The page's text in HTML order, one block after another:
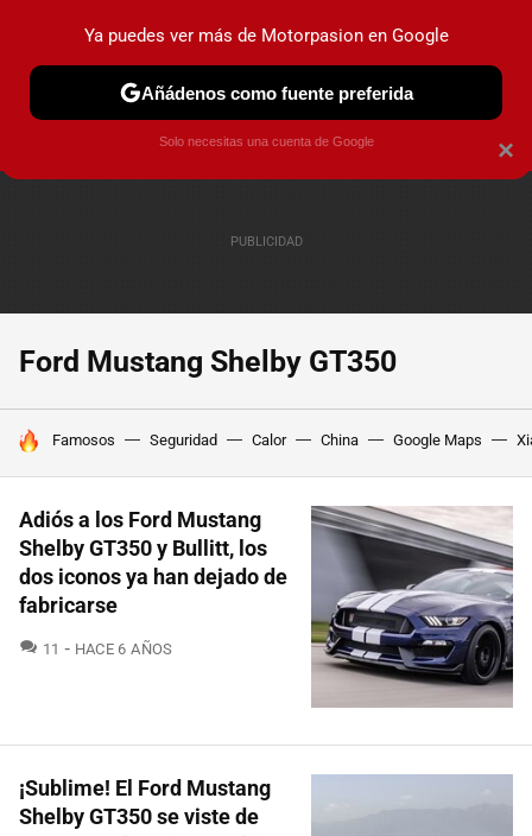
PRUEBAS COCHES ELÉCTRICOS OBSERVATORIO
Ford Mustang Shelby GT350
HOY SE HABLA DE
Famosos Seguridad Calor China Google Maps
Adiós a los Ford Mustang
Shelby GT350 y Bullitt, los
dos iconos ya han dejado de
fabricarse
11 COMENTARIOS
HACE 6 AÑOS
¡Sublime! El Ford Mustang
Shelby GT350 se viste de
×
Ya puedes ver más de Motorpasion en Google
Añádenos como fuente preferida
Solo necesitas una cuenta de Google